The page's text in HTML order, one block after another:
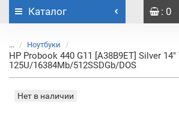
Каталог : 0
... Ноутбуки
HP Probook 440 G11 [A38B9ET] Silver 14"
125U/16384Mb/512SSDGb/DOS
Нет в наличии